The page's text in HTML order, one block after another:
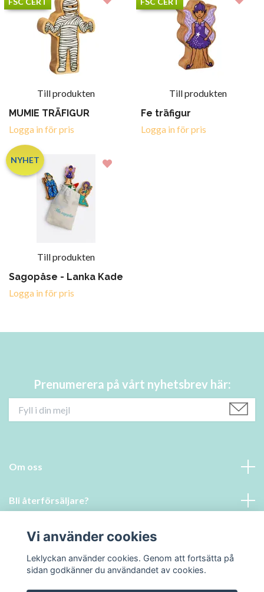
Till produkten
MUMIE TRÄFIGUR
Logga in för pris
Till produkten
Fe träfigur
Logga in för pris
NYHET
Till produkten
Sagopåse - Lanka Kade
Logga in för pris
Prenumerera på vårt nyhetsbrev här:
Om oss
Bli återförsäljare?
Läs mer
Social Media
Vi använder cookies
Leklyckan använder cookies. Genom att fortsätta på
sidan godkänner du användandet av cookies.